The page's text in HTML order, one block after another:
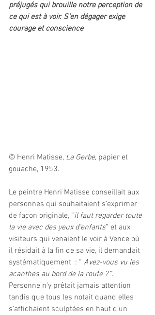
préjugés qui brouille notre perception de
ce qui est à voir. S’en dégager exige
courage et conscience
© Henri Matisse, La Gerbe, papier et
gouache, 1953.
Le peintre Henri Matisse conseillait aux
personnes qui souhaitaient s’exprimer
de façon originale, “il faut regarder toute
la vie avec des yeux d’enfants” et aux
visiteurs qui venaient le voir à Vence où
il résidait à la fin de sa vie, il demandait
systématiquement  : “ Avez-vous vu les
acanthes au bord de la route ? “.
Personne n’y prêtait jamais attention
tandis que tous les notait quand elles
s’affichaient sculptées en haut d’un